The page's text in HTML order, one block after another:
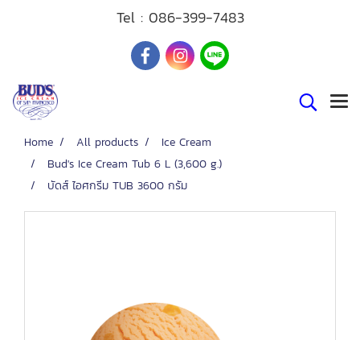
Tel : 086-399-7483
Home All products
Ice Cream
Bud's Ice Cream Tub 6 L (3,600 g.)
บัดส์ ไอศกรีม TUB 3600 กรัม